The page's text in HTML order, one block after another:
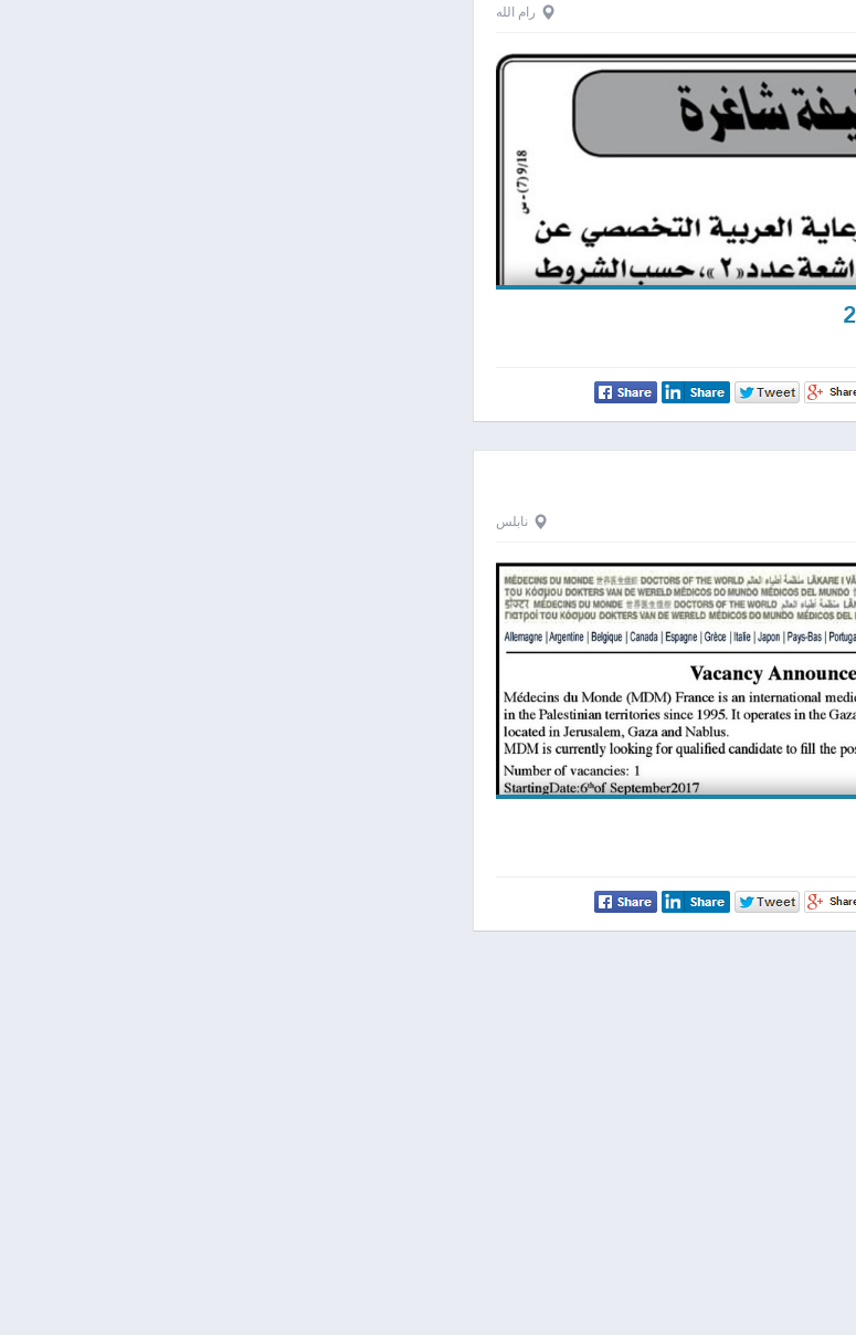
رام الله
نابلس